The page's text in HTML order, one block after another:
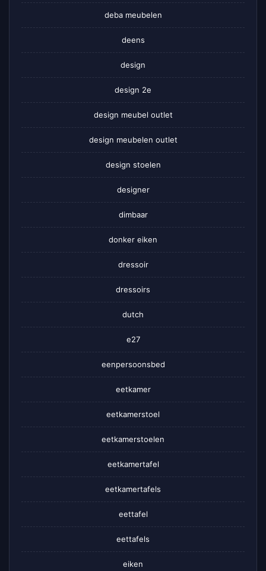
deba meubelen
deens
design
design 2e
design meubel outlet
design meubelen outlet
design stoelen
designer
dimbaar
donker eiken
dressoir
dressoirs
dutch
e27
eenpersoonsbed
eetkamer
eetkamerstoel
eetkamerstoelen
eetkamertafel
eetkamertafels
eettafel
eettafels
eiken